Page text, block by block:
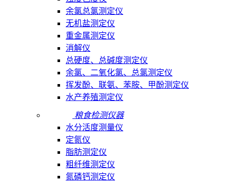
余氯总氯测定仪
无机盐测定仪
重金属测定仪
消解仪
总硬度、总碱度测定仪
余氯、二氧化氯、总氯测定仪
挥发酚、联氨、苯胺、甲酚测定仪
水产养殖测定仪
粮食检测仪器
水分活度测量仪
定氮仪
脂肪测定仪
粗纤维测定仪
氮磷钙测定仪